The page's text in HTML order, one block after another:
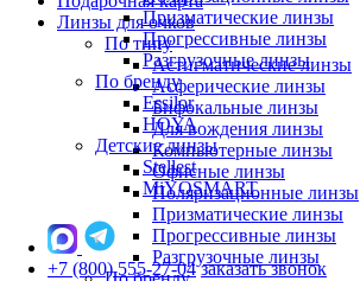
Линзы для очков
По типу
Астигматические линзы
Асферические линзы
Бифокальные линзы
Для вождения линзы
Компьютерные линзы
Офисные линзы
Поляризационные линзы
Призматические линзы
Прогрессивные линзы
Разгрузочные линзы
Призматические линзы
Прогрессивные линзы
Разгрузочные линзы
По бренду
Essilor
HOYA
Детские линзы
Stellest
MiYOSMART
+7 (800) 555-27-04 заказать звонок